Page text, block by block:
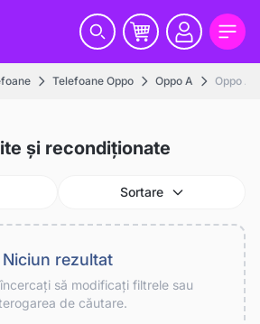
Telefoane Oppo Oppo A Oppo
și recondiționate
Sortare
Niciun rezultat
să modificați filtrele sau
de căutare.